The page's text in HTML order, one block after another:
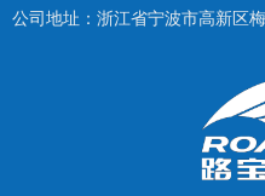
公司地址：浙江省宁波市高新区